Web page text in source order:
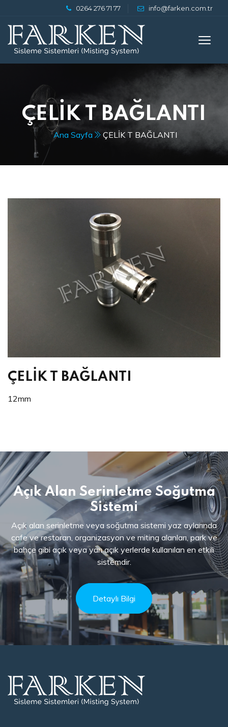
0264 276 71 77 info@farken.com.tr
ÇELİK T BAĞLANTI
Ana Sayfa ÇELİK T BAĞLANTI
ÇELİK T BAĞLANTI
12mm
Açık Alan Serinletme Soğutma
Sistemi
Açık alan serinletme veya soğutma sistemi yaz aylarında
cafe ve restoran, organizasyon ve miting alanları, park ve
bahçe gibi açık veya yarı açık yerlerde kullanılan en etkili
sistemdir.
Detaylı Bilgi